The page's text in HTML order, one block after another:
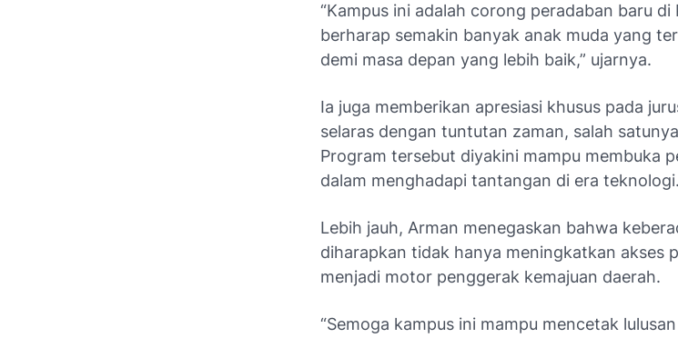
“Kampus ini adalah corong peradaban baru di
berharap semakin banyak anak muda yang
demi masa depan yang lebih baik,” ujarnya.
Ia juga memberikan apresiasi khusus pada
selaras dengan tuntutan zaman, salah
Program tersebut diyakini mampu membuka
dalam menghadapi tantangan di era teknologi.
Lebih jauh, Arman menegaskan bahwa
diharapkan tidak hanya meningkatkan akses
menjadi motor penggerak kemajuan daerah.
“Semoga kampus ini mampu mencetak